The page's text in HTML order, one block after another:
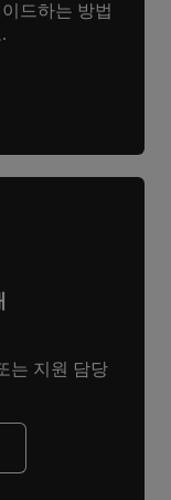
드하는 방법
는 지원 담당